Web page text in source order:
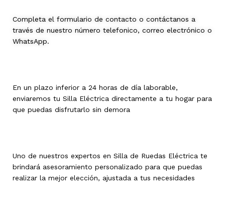
Completa el formulario de contacto o contáctanos a
través de nuestro número telefonico, correo electrónico o
WhatsApp.
En un plazo inferior a 24 horas de día laborable,
enviaremos tu Silla Eléctrica directamente a tu hogar para
que puedas disfrutarlo sin demora
Uno de nuestros expertos en Silla de Ruedas Eléctrica te
brindará asesoramiento personalizado para que puedas
realizar la mejor elección, ajustada a tus necesidades